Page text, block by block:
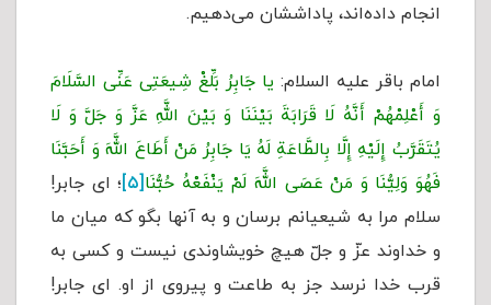
انجام داده‌اند، پاداششان می‌دهیم.
امام باقر علیه السلام: یا جَابِرُ بَلِّغْ شِیعَتِی عَنِّی السَّلَامَ
وَ أَعْلِمْهُمْ أَنَّهُ لَا قَرَابَةَ بَیْنَنَا وَ بَیْنَ اللَّهِ عَزَّ وَ جَلَّ وَ لَا
یُتَقَرَّبُ إِلَیْهِ إِلَّا بِالطَّاعَةِ لَهُ یَا جَابِرُ مَنْ أَطَاعَ اللَّهَ وَ أَحَبَّنَا
فَهُوَ وَلِیُّنَا وَ مَنْ عَصَی اللَّهَ لَمْ یَنْفَعْهُ حُبُّنَا[۵]
؛ اى جابر!
سلام مرا به شيعيانم برسان و به آنها بگو كه ميان ما
و خداوند عزّ و جلّ هيچ خويشاوندى نيست و كسى به
قرب خدا نرسد جز به طاعت و پیروی از او. اى جابر!